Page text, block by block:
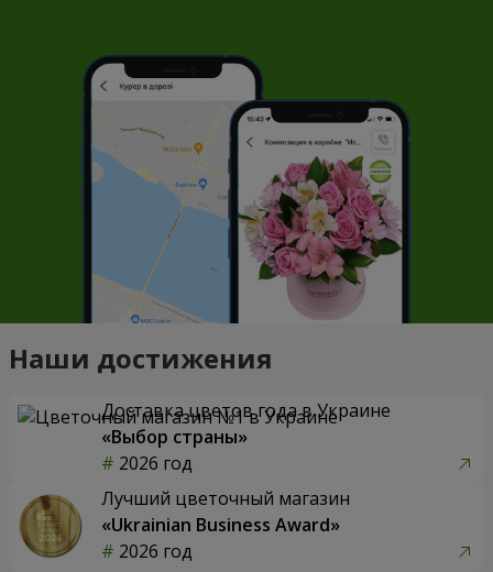
Наши достижения
Доставка цветов года в Украине
«Выбор страны»
2026 год
Лучший цветочный магазин
«Ukrainian Business Award»
2026 год